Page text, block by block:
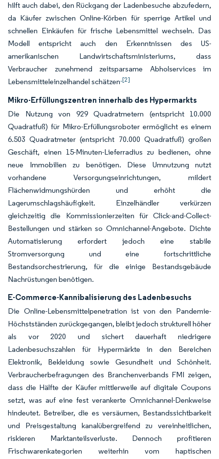
hilft auch dabei, den Rückgang der Ladenbesuche abzufedern,
da Käufer zwischen Online-Körben für sperrige Artikel und
schnellen Einkäufen für frische Lebensmittel wechseln. Das
Modell entspricht auch den Erkenntnissen des US-
amerikanischen Landwirtschaftsministeriums, dass
Verbraucher zunehmend zeitsparsame Abholservices im
Lebensmitteleinzelhandel schätzen.[2]
Mikro-Erfüllungszentren innerhalb des Hypermarkts
Die Nutzung von 929 Quadratmetern (entspricht 10.000
Quadratfuß) für Mikro-Erfüllungsroboter ermöglicht es einem
6.503 Quadratmeter (entspricht 70.000 Quadratfuß) großen
Geschäft, einen 15-Minuten-Lieferradius zu bedienen, ohne
neue Immobilien zu benötigen. Diese Umnutzung nutzt
vorhandene Versorgungseinrichtungen, mildert
Flächenwidmungshürden und erhöht die
Lagerumschlagshäufigkeit. Einzelhändler verkürzen
gleichzeitig die Kommissionierzeiten für Click-and-Collect-
Bestellungen und stärken so Omnichannel-Angebote. Dichte
Automatisierung erfordert jedoch eine stabile
Stromversorgung und eine fortschrittliche
Bestandsorchestrierung, für die einige Bestandsgebäude
Nachrüstungen benötigen.
E-Commerce-Kannibalisierung des Ladenbesuchs
Die Online-Lebensmittelpenetration ist von den Pandemie-
Höchstständen zurückgegangen, bleibt jedoch strukturell höher
als vor 2020 und sichert dauerhaft niedrigere
Ladenbesuchszahlen für Hypermärkte in den Bereichen
Elektronik, Bekleidung sowie Gesundheit und Schönheit.
Verbraucherbefragungen des Branchenverbands FMI zeigen,
dass die Hälfte der Käufer mittlerweile auf digitale Coupons
setzt, was auf eine fest verankerte Omnichannel-Denkweise
hindeutet. Betreiber, die es versäumen, Bestandssichtbarkeit
und Preisgestaltung kanalübergreifend zu vereinheitlichen,
riskieren Marktanteilsverluste. Dennoch profitieren
Frischwarenkategorien weiterhin vom haptischen